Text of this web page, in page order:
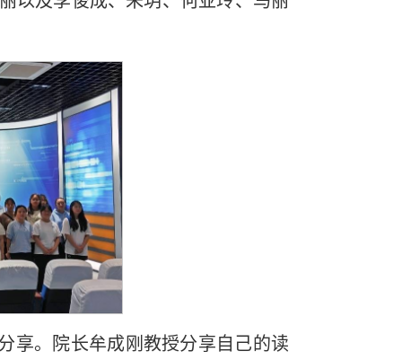
。院长牟成刚教授分享自己的读